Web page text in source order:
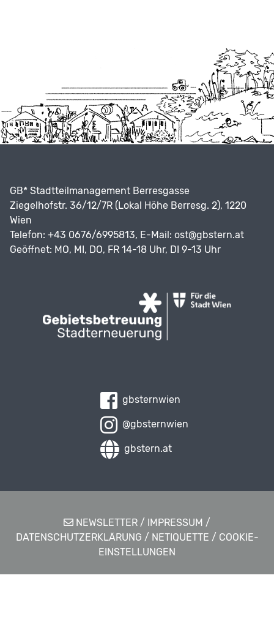
GB* Stadtteilmanagement Berresgasse
Ziegelhofstr. 36/12/7R (Lokal Höhe Berresg. 2), 1220
Wien
Telefon: +43 0676/6995813, E-Mail: ost@gbstern.at
Geöffnet: MO, MI, DO, FR 14-18 Uhr, DI 9-13 Uhr
gbsternwien
@gbsternwien
gbstern.at
NEWSLETTER / IMPRESSUM /
DATENSCHUTZERKLÄRUNG / NETIQUETTE / COOKIE-
EINSTELLUNGEN